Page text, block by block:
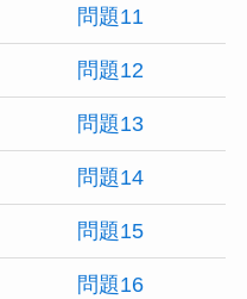
問題11
問題12
問題13
問題14
問題15
問題16